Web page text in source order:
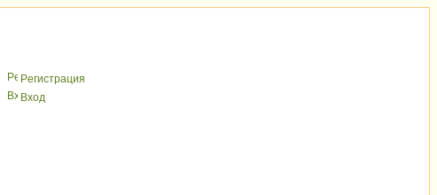
Peгиcтрaция
Вхoд